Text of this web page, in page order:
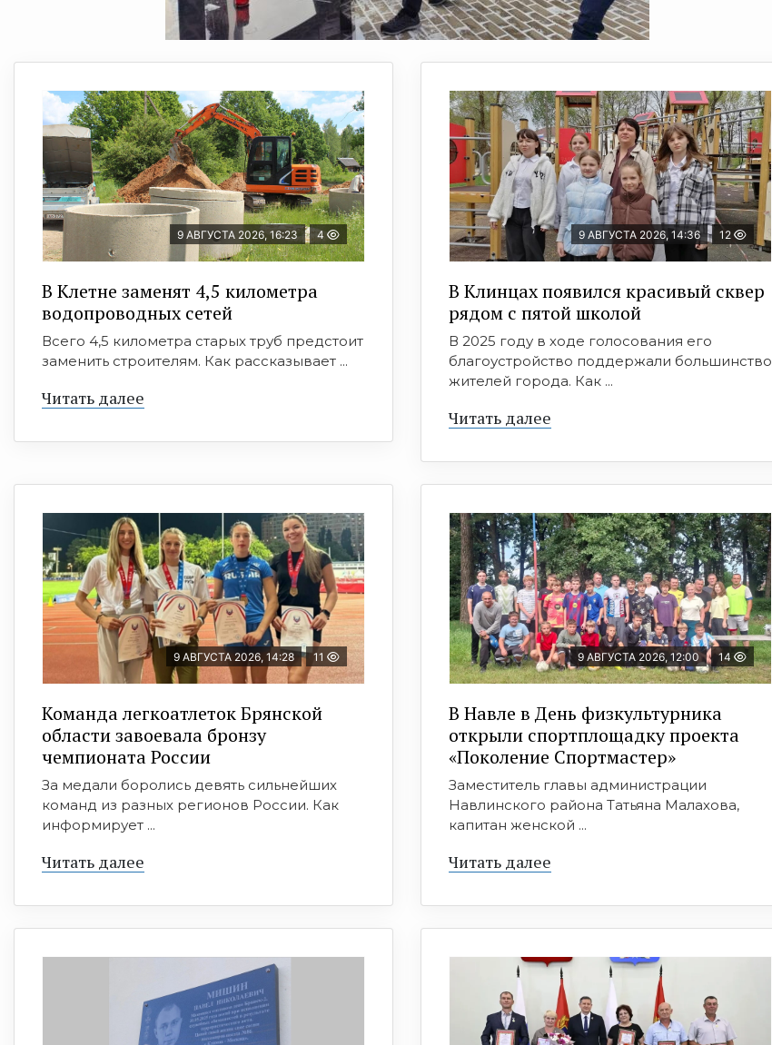
9 АВГУСТА 2026, 16:23 4
В Клетне заменят 4,5 километра
водопроводных сетей
Всего 4,5 километра старых труб предстоит
заменить строителям. Как рассказывает ...
Читать далее
9 АВГУСТА 2026, 14:36 12
В Клинцах появился красивый сквер
рядом с пятой школой
В 2025 году в ходе голосования его
благоустройство поддержали большинство
жителей города. Как ...
Читать далее
9 АВГУСТА 2026, 14:28 11
Команда легкоатлеток Брянской
области завоевала бронзу
чемпионата России
За медали боролись девять сильнейших
команд из разных регионов России. Как
информирует ...
Читать далее
9 АВГУСТА 2026, 12:00 14
В Навле в День физкультурника
открыли спортплощадку проекта
«Поколение Спортмастер»
Заместитель главы администрации
Навлинского района Татьяна Малахова,
капитан женской ...
Читать далее